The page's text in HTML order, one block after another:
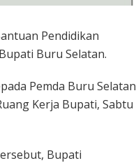
Pendidikan
Buru Selatan.
Pemda Buru Selatan
Kerja Bupati, Sabtu
Bupati